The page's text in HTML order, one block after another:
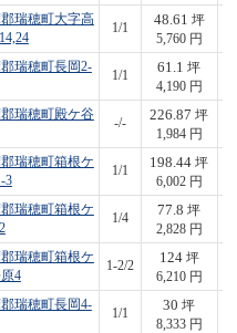
瑞穂町大字高
1/1
48.61 坪
5,760 円
瑞穂町長岡2-
1/1
61.1 坪
4,190 円
瑞穂町殿ケ谷
-/-
226.87 坪
1,984 円
瑞穂町箱根ケ
3
1/1
198.44 坪
6,002 円
瑞穂町箱根ケ
1/4
77.8 坪
2,828 円
瑞穂町箱根ケ
4
1-2/2
124坪
6,210 円
瑞穂町長岡4-
1/1
30 坪
8,333 円